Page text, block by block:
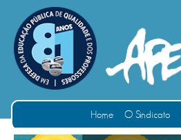
Home O Sindicato